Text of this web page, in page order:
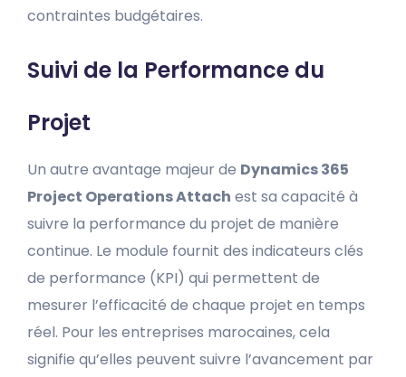
contraintes budgétaires.
Suivi de la Performance du
Projet
Un autre avantage majeur de Dynamics 365
Project Operations Attach est sa capacité à
suivre la performance du projet de manière
continue. Le module fournit des indicateurs clés
de performance (KPI) qui permettent de
mesurer l’efficacité de chaque projet en temps
réel. Pour les entreprises marocaines, cela
signifie qu’elles peuvent suivre l’avancement par